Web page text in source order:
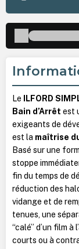
Le
ILFORD
Bain d’Arrêt est
exigeants de
est la maîtrise
Basé sur une
stoppe
fin du temps de
réduction des
vidange et de
tenues, une
“calé” d’un film
courts ou à